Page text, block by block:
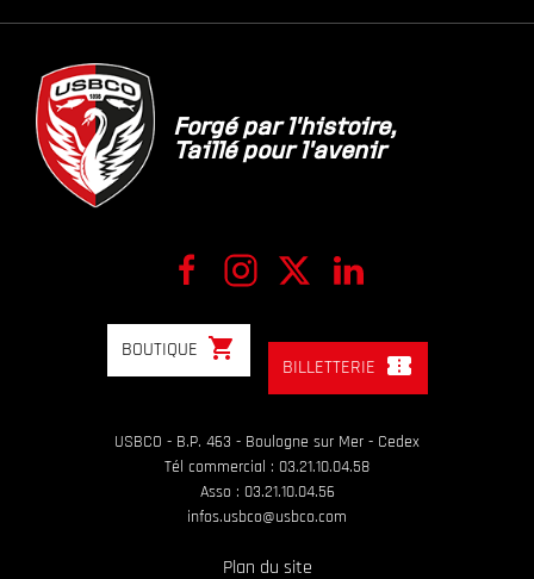
Forgé par l'histoire,
Taillé pour l'avenir
BOUTIQUE shopping_cart
BILLETTERIE confirmation_number
USBCO - B.P. 463 - Boulogne sur Mer - Cedex
Tél commercial : 03.21.10.04.58
Asso : 03.21.10.04.56
infos.usbco@usbco.com
Plan du site